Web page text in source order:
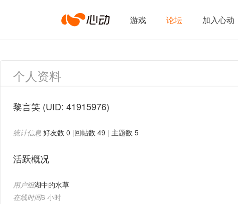
心
动
络
游戏 论坛 加入心动
个人资料
黎言笑 (UID: 41915976)
统计信息 好友数 0 |回帖数 49 | 主题数 5
活跃概况
用户组湖中的水草
在线时间6 小时